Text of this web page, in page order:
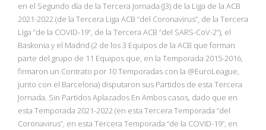
NBA
MULTIMEDIA
en el Segundo día de la Tercera Jornada (J3) de la Liga de la ACB
2021-2022 (de la Tercera Liga ACB “del Coronavirus”, de la Tercera
Liga “de la COVID-19”, de la Tercera ACB “del SARS-CoV-2”), el
Baskonia y el Madrid (2 de los 3 Equipos de la ACB que forman
parte del grupo de 11 Equipos que, en la Temporada 2015-2016,
firmaron un Contrato por 10 Temporadas con la @EuroLeague,
junto con el Barcelona) disputaron sus Partidos de esta Tercera
Jornada. Sin Partidos Aplazados En Ambos casos, dado que en
esta Temporada 2021-2022 (en esta Tercera Temporada “del
Coronavirus”, en esta Tercera Temporada “de la COVID-19”, en